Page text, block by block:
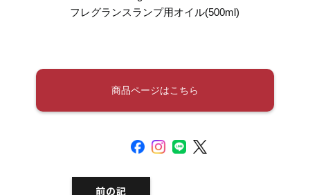
フレグランスランプ用オイル(500ml)
商品ページはこちら
前の記